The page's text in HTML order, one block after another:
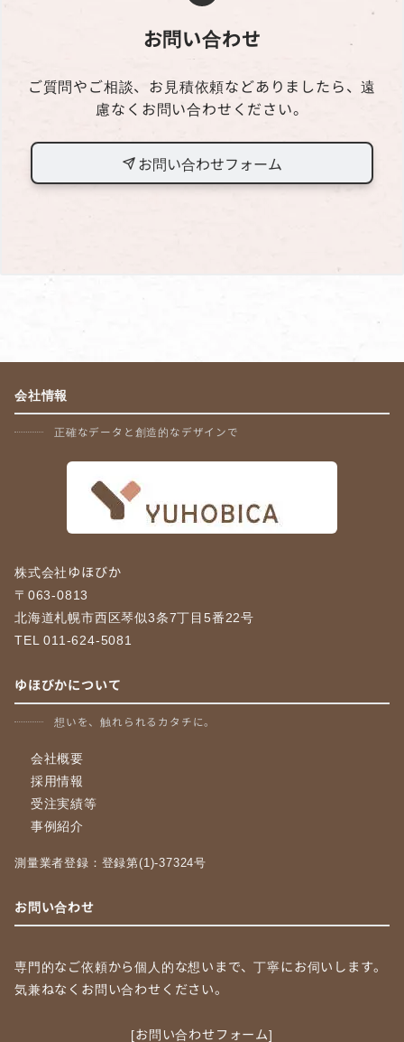
お問い合わせ
ご質問やご相談、お見積依頼などありましたら、遠
慮なくお問い合わせください。
お問い合わせフォーム
会社情報
正確なデータと創造的なデザインで
株式会社ゆほびか
〒063-0813
北海道札幌市西区琴似3条7丁目5番22号
TEL 011-624-5081
ゆほびかについて
想いを、触れられるカタチに。
会社概要
採用情報
受注実績等
事例紹介
測量業者登録：登録第(1)-37324号
お問い合わせ
専門的なご依頼から個人的な想いまで、丁寧にお伺いします。
気兼ねなくお問い合わせください。
[お問い合わせフォーム]